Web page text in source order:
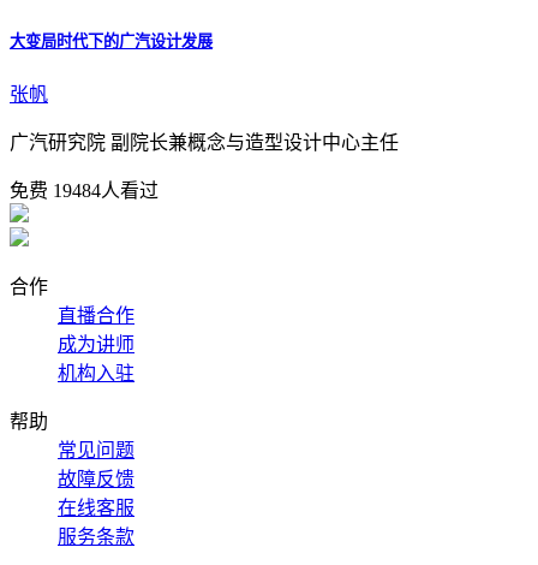
大变局时代下的广汽设计发展
张帆
广汽研究院 副院长兼概念与造型设计中心主任
免费 19484人看过
合作
直播合作
成为讲师
机构入驻
帮助
常见问题
故障反馈
在线客服
服务条款